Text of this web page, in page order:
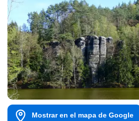
Mostrar en el mapa de Google